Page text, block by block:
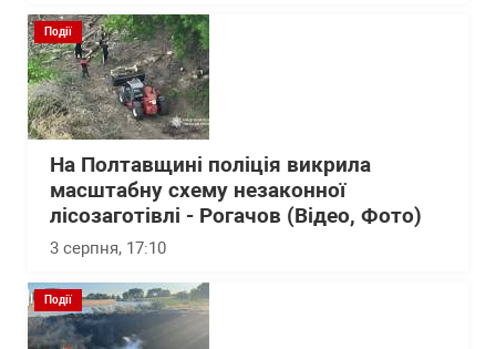
Події
На Полтавщині поліція викрила
масштабну схему незаконної
лісозаготівлі - Рогачов (Відео, Фото)
3 серпня, 17:10
Події